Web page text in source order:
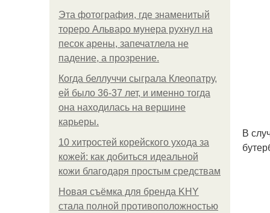
Эта фотография, где знаменитый
тореро Альваро мунера рухнул на
песок арены, запечатлела не
падение, а прозрение.
Когда беллуччи сыграла Клеопатру,
ей было 36-37 лет, и именно тогда
она находилась на вершине
карьеры.
10 хитростей корейского ухода за
кожей: как добиться идеальной
кожи благодаря простым средствам
Новая съёмка для бренда KHY
стала полной противоположностью
В